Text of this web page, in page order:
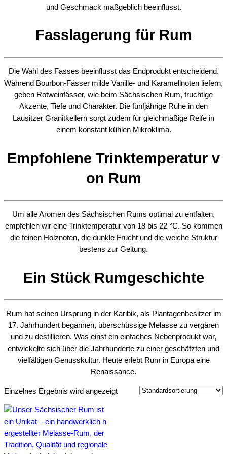
und Geschmack maßgeblich beeinflusst.
Fasslagerung für Rum
Die Wahl des Fasses beeinflusst das Endprodukt entscheidend.
Während Bourbon-Fässer milde Vanille- und Karamellnoten liefern,
geben Rotweinfässer, wie beim Sächsischen Rum, fruchtige
Akzente, Tiefe und Charakter. Die fünfjährige Ruhe in den
Lausitzer Granitkellern sorgt zudem für gleichmäßige Reife in
einem konstant kühlen Mikroklima.
Empfohlene Trinktemperatur v
on Rum
Um alle Aromen des Sächsischen Rums optimal zu entfalten,
empfehlen wir eine Trinktemperatur von 18 bis 22 °C. So kommen
die feinen Holznoten, die dunkle Frucht und die weiche Struktur
bestens zur Geltung.
Ein Stück Rumgeschichte
Rum hat seinen Ursprung in der Karibik, als Plantagenbesitzer im
17. Jahrhundert begannen, überschüssige Melasse zu vergären
und zu destillieren. Was einst ein einfaches Nebenprodukt war,
entwickelte sich über die Jahrhunderte zu einer geschätzten und
vielfältigen Genusskultur. Heute erlebt Rum in Europa eine
Renaissance.
Einzelnes Ergebnis wird angezeigt